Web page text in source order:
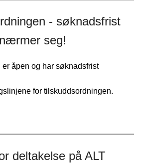
- søknadsfrist
nærmer seg!
åpen og har søknadsfrist
for tilskuddsordningen.
deltakelse på ALT